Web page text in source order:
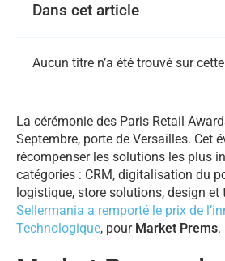
Dans cet article
Aucun titre n’a été trouvé sur
La cérémonie des Paris Retail
Septembre, porte de Versailles. Cet
récompenser les solutions les plus
catégories : CRM, digitalisation du
logistique, store solutions, design et
Sellermania a remporté le prix de
Technologique, pour Market Prems.